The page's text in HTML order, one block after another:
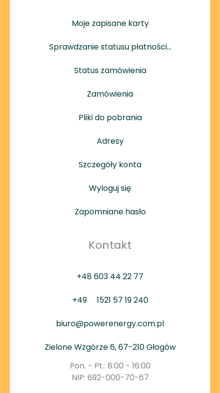
Moje zapisane karty
Sprawdzanie statusu płatności…
Status zamówienia
Zamówienia
Pliki do pobrania
Adresy
Szczegóły konta
Wyloguj się
Zapomniane hasło
Kontakt
+48 603 44 22 77
+49 1521 57 19 240
biuro@powerenergy.com.pl
Zielone Wzgórze 6, 67-210 Głogów
Pon. - Pt.: 8:00 - 16:00
NIP: 692-000-70-67